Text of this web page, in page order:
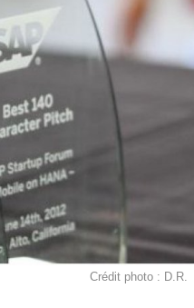
Crédit photo : D.R.